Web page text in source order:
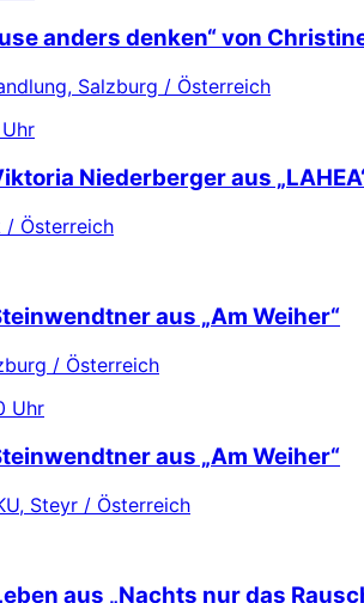
anders denken“ von
Salzburg / Österreich
Niederberger aus
/ Österreich
aus „Am Weiher“
/ Österreich
Uhr
aus „Am Weiher“
Steyr / Österreich
aus „Nachts nur das